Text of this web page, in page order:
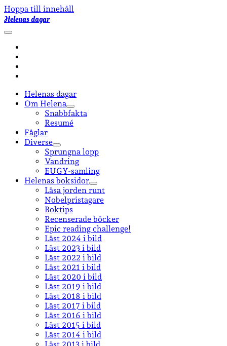
Hoppa till innehåll
Helenas dagar
öppna
Helenas dagar
Om Helena
öppna
undermeny
Snabbfakta
Resumé
Fåglar
Diverse
öppna
undermeny
Sprungna lopp
Vandring
EUGY-samling
Helenas boksidor
öppna
undermeny
Läsa jorden runt
Nobelpristagare
Boktips
Recenserade böcker
Epic reading challenge!
Läst 2024 i bild
Läst 2023 i bild
Läst 2022 i bild
Läst 2021 i bild
Läst 2020 i bild
Läst 2019 i bild
Läst 2018 i bild
Läst 2017 i bild
Läst 2016 i bild
Läst 2015 i bild
Läst 2014 i bild